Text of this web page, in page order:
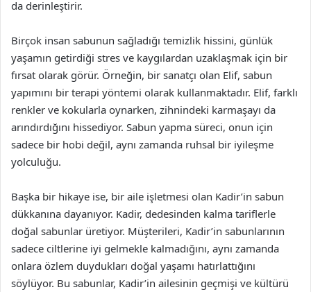
da derinleştirir.
Birçok insan sabunun sağladığı temizlik hissini, günlük
yaşamın getirdiği stres ve kaygılardan uzaklaşmak için bir
fırsat olarak görür. Örneğin, bir sanatçı olan Elif, sabun
yapımını bir terapi yöntemi olarak kullanmaktadır. Elif, farklı
renkler ve kokularla oynarken, zihnindeki karmaşayı da
arındırdığını hissediyor. Sabun yapma süreci, onun için
sadece bir hobi değil, aynı zamanda ruhsal bir iyileşme
yolculuğu.
Başka bir hikaye ise, bir aile işletmesi olan Kadir’in sabun
dükkanına dayanıyor. Kadir, dedesinden kalma tariflerle
doğal sabunlar üretiyor. Müşterileri, Kadir’in sabunlarının
sadece ciltlerine iyi gelmekle kalmadığını, aynı zamanda
onlara özlem duydukları doğal yaşamı hatırlattığını
söylüyor. Bu sabunlar, Kadir’in ailesinin geçmişi ve kültürü